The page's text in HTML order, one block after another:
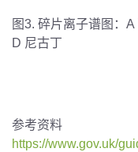
图3. 碎片离子谱图：
D 尼古丁
参考资料
https://www.gov.uk/